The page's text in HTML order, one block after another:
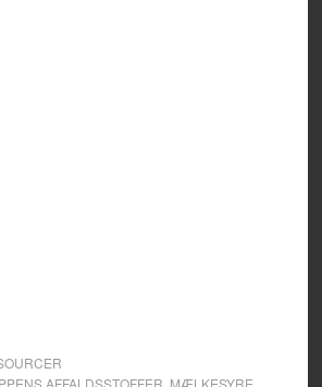
AFFALDSSTOFFER MÆLKESYRE